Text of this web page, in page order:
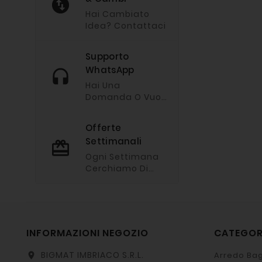
Hai Cambiato
Idea? Contattaci
Supporto
WhatsApp
Hai Una
Domanda O Vuoi
Imviaci Un
Messaggio Via
Whatsapp
Offerte
Settimanali
Ogni Settimana
Cerchiamo Di
INFORMAZIONI NEGOZIO
location_on
BIGMAT IMBRIACO S.R.L.
Arredo